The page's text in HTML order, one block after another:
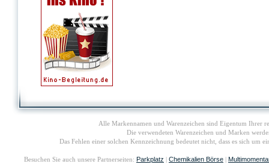
Alle Markennamen und Warenzeichen sind Eigentum Ihrer
Die verwendeten Warenzeichen und Marken
Das Fehlen einer solchen Kennzeichnung bedeutet nicht, dass es sich um
Besuchen Sie auch unsere Partnerseiten: Parkplatz Chemikalien Börse